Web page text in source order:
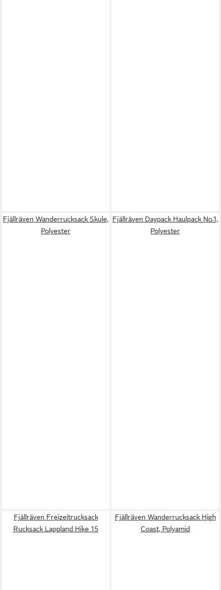
Fjällräven Wanderrucksack Skule,
Polyester
Fjällräven Daypack Haulpack No.1,
Polyester
Fjällräven Freizeitrucksack
Rucksack Lappland Hike 15
Fjällräven Wanderrucksack High
Coast, Polyamid